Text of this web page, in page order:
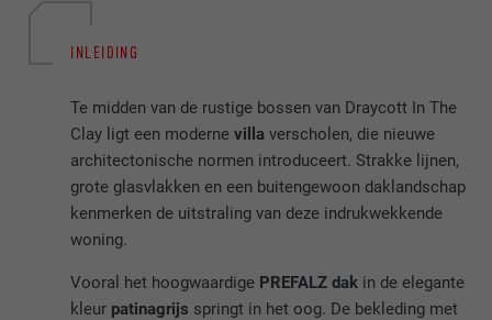
INLEIDING
Te midden van de rustige bossen van Draycott In The
Clay ligt een modernevillaverscholen, die nieuwe
architectonische normen introduceert. Strakke lijnen,
grote glasvlakken en een buitengewoon daklandschap
kenmerken de uitstraling van deze indrukwekkende
woning.
Vooral het hoogwaardige PREFALZ dak in de elegante
kleur patinagrijs springt in het oog. De bekleding met